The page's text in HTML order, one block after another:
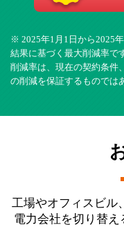
※ 2025年1月1日から2025
結果に基づく最大削減率で
削減率は、現在の契約条件
の削減を保証するものでは
工場やオフィスビル
電力会社を切り替え